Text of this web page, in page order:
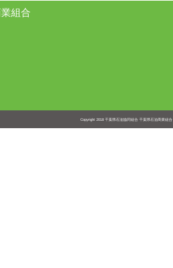
組合
Copyright 2018 千葉県石油協同組合 千葉県石油商業組合